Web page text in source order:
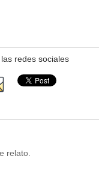
redes sociales
relato.